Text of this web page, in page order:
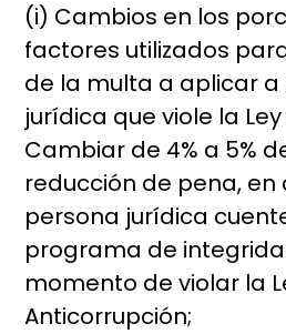
(i) Cambios en los
factores utilizados
de la multa a aplicar a
jurídica que viole la
Cambiar de 4% a 5%
reducción de pena, en
persona jurídica
programa de
momento de violar la
Anticorrupción;